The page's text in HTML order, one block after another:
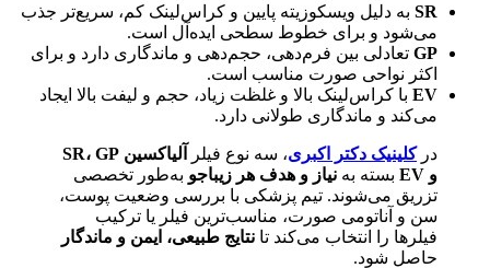
SR به دلیل ویسکوزیته پایین و کراس‌لینک کم، سریع‌تر جذب
می‌شود و برای خطوط سطحی ایده‌آل است.
GP تعادلی بین فرم‌دهی، حجم‌دهی و ماندگاری دارد و برای
اکثر نواحی صورت مناسب است.
EV با کراس‌لینک بالا و غلظت زیاد، حجم و لیفت بالا ایجاد
می‌کند و ماندگاری طولانی دارد.
درکلینیک دکتر اکبری، سه نوع فیلر
آلیاکسین SR، GP
و EV
بسته به نیاز و هدف هر زیباجو به‌طور تخصصی
تزریق می‌شوند. تیم پزشکی با بررسی وضعیت پوست،
سن و آناتومی صورت، مناسب‌ترین فیلر یا ترکیب
فیلرها را انتخاب می‌کند تا نتایج طبیعی، ایمن و ماندگار
حاصل شود.